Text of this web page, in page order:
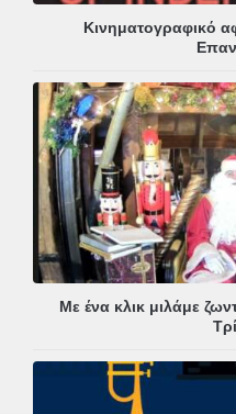
Κινηματογραφικό
Με ένα κλικ μιλάμε